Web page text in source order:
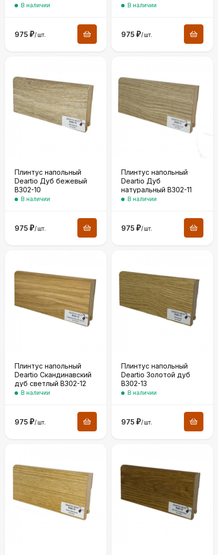
В наличии
975 ₽/шт.
В наличии
975 ₽/шт.
Плинтус напольный
Deartio Дуб бежевый
B302-10
В наличии
975 ₽/шт.
Плинтус напольный
Deartio Дуб
натуральный B302-11
В наличии
975 ₽/шт.
Плинтус напольный
Deartio Скандинавский
дуб светлый B302-12
В наличии
975 ₽/шт.
Плинтус напольный
Deartio Золотой дуб
B302-13
В наличии
975 ₽/шт.